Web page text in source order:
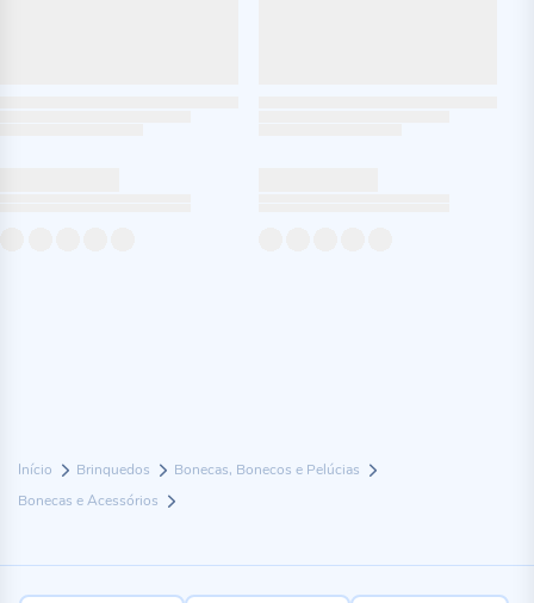
Início Brinquedos
Bonecas, Bonecos e Pelúcias
Bonecas e Acessórios